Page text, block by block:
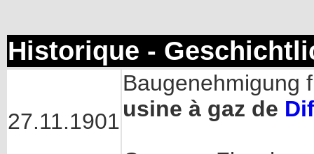
Historique -
27.11.1901
Baugenehmigung
usine à gaz de